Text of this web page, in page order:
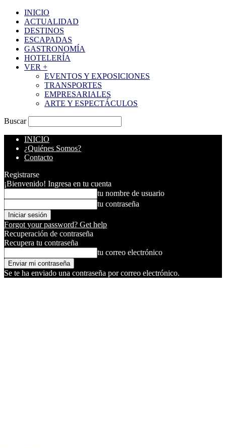
INICIO
ACTUALIDAD
DESTINOS
ESCAPADAS
GASTRONOMÍA
HOTELERÍA
VER +
EVENTOS Y EXPOSICIONES
TRANSPORTES
EMPRESARIALES
ARTE Y ESPECTÁCULOS
Buscar
INICIO
¿Quiénes Somos?
Contacto
Registrarse
¡Bienvenido! Ingresa en tu cuenta
tu nombre de usuario
tu contraseña
Forgot your password? Get help
Recuperación de contraseña
Recupera tu contraseña
tu correo electrónico
Se te ha enviado una contraseña por correo electrónico.